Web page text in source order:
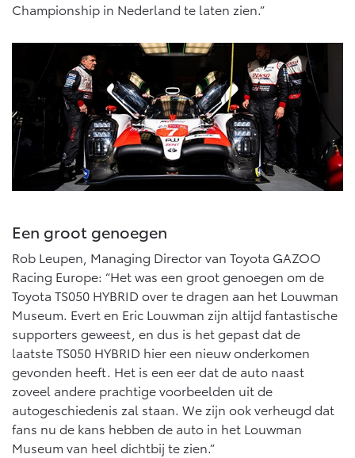
Proace (excl. BTW)
OOK ALS BATTERIJ-
ELEKTRISCH
Vanaf € 37.500,-
Proace Verso
BATTERIJ-ELEKTRISCH
Vanaf € 55.950,-
Proace Max (excl. BTW)
OOK ALS BATTERIJ-
ELEKTRISCH
Vanaf € 46.301,-
OOK ALS BATTERIJ-
ELEKTRISCH
Vanaf € 56.570,-
Land Cruiser (excl. BTW)
Championship in Nederland te laten zien.”
Een groot genoegen
Rob Leupen, Managing Director van Toyota GAZOO
Racing Europe: “Het was een groot genoegen om de
Toyota TS050 HYBRID over te dragen aan het Louwman
Museum. Evert en Eric Louwman zijn altijd fantastische
supporters geweest, en dus is het gepast dat de
laatste TS050 HYBRID hier een nieuw onderkomen
gevonden heeft. Het is een eer dat de auto naast
zoveel andere prachtige voorbeelden uit de
autogeschiedenis zal staan. We zijn ook verheugd dat
fans nu de kans hebben de auto in het Louwman
Museum van heel dichtbij te zien.”